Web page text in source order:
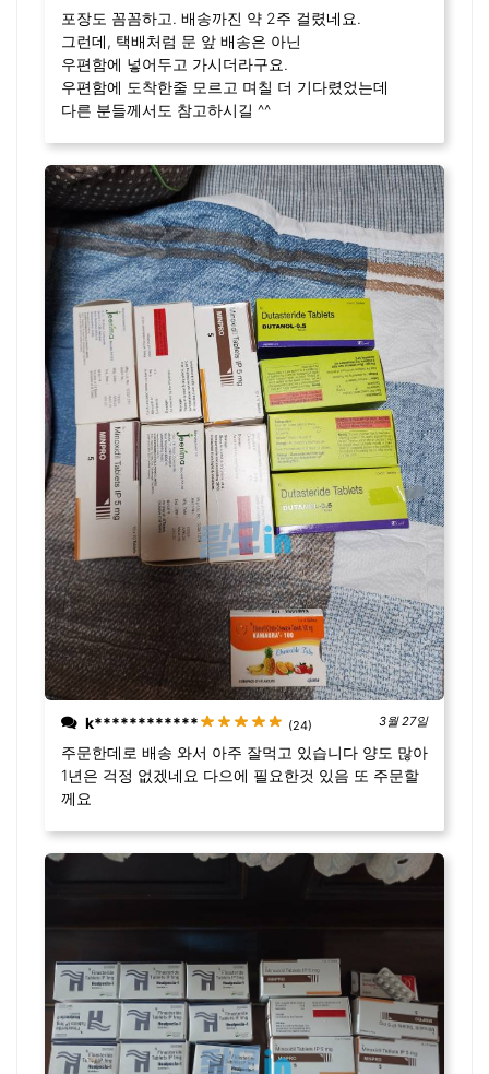
포장도 꼼꼼하고. 배송까진 약 2주 걸렸네요.
그런데, 택배처럼 문 앞 배송은 아닌
우편함에 넣어두고 가시더라구요.
우편함에 도착한줄 모르고 며칠 더 기다렸었는데
다른 분들께서도 참고하시길 ^^
k************ (24) 3월 27일
주문한데로 배송 와서 아주 잘먹고 있습니다 양도 많아
1년은 걱정 없겠네요 다으에 필요한것 있음 또 주문할
께요